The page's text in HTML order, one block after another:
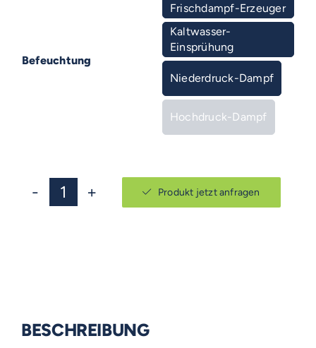
Befeuchtung
Frischdampf-Erzeuger
Kaltwasser-
Einsprühung
Niederdruck-Dampf
Hochdruck-Dampf
UNIVERSAL
Produkt jetzt anfragen
BESCHREIBUNG